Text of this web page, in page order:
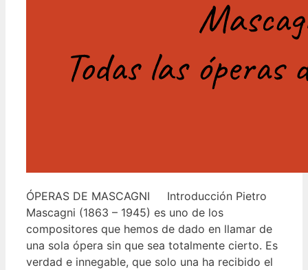
ÓPERAS DE MASCAGNI Introducción Pietro
Mascagni (1863 – 1945) es uno de los
compositores que hemos de dado en llamar de
una sola ópera sin que sea totalmente cierto. Es
verdad e innegable, que solo una ha recibido el